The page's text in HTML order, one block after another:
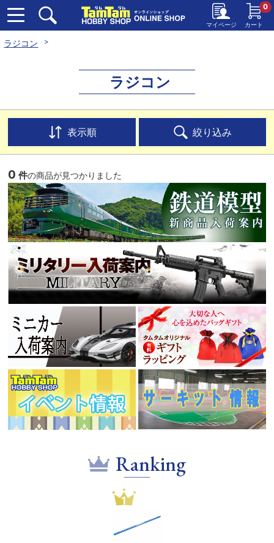
マイページ カート
0
ラジコン
ラジコン
表示順 絞り込み
0 件の商品が見つかりました
Ranking
1